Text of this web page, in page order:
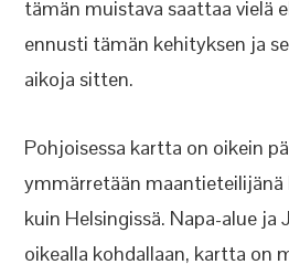
tämän muistava saattaa vielä
ennusti tämän kehityksen ja
aikoja sitten.
Pohjoisessa kartta on oikein
ymmärretään
kuin Helsingissä. Napa-alue ja
oikealla kohdallaan, kartta on